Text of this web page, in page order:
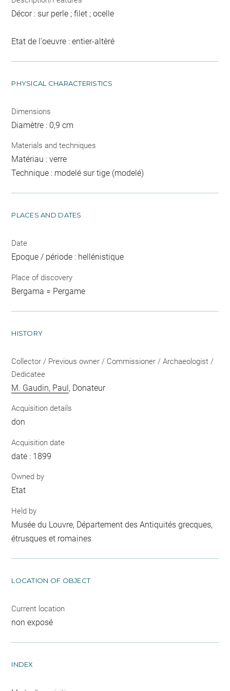
Décor : sur perle ; filet ; ocelle
Etat de l'oeuvre : entier-altèré
PHYSICAL CHARACTERISTICS
Dimensions
Diamètre : 0,9 cm
Materials and techniques
Matériau : verre
Technique : modelé sur tige (modelé)
PLACES AND DATES
Date
Epoque / période : hellénistique
Place of discovery
Bergama = Pergame
HISTORY
Collector / Previous owner / Commissioner / Archaeologist /
Dedicatee
M. Gaudin, Paul, Donateur
Acquisition details
don
Acquisition date
date : 1899
Owned by
Etat
Held by
Musée du Louvre, Département des Antiquités grecques,
étrusques et romaines
LOCATION OF OBJECT
Current location
non exposé
INDEX